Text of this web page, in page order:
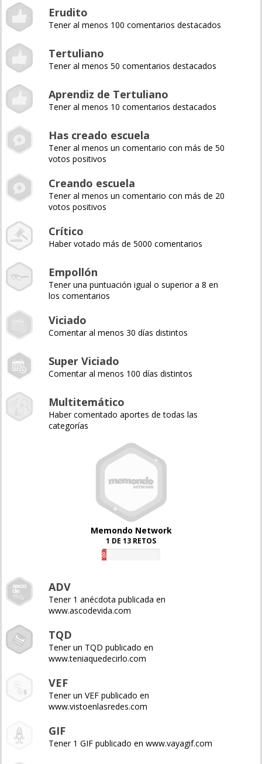
Erudito
Tener al menos 100 comentarios destacados
Tertuliano
Tener al menos 50 comentarios destacados
Aprendiz de Tertuliano
Tener al menos 10 comentarios destacados
Has creado escuela
Tener al menos un comentario con más de 50
votos positivos
Creando escuela
Tener al menos un comentario con más de 20
votos positivos
Crítico
Haber votado más de 5000 comentarios
Empollón
Tener una puntuación igual o superior a 8 en
los comentarios
Viciado
Comentar al menos 30 días distintos
Super Viciado
Comentar al menos 100 días distintos
Multitemático
Haber comentado aportes de todas las
categorías
Memondo Network
1 DE 13 RETOS
8%
ADV
Tener 1 anécdota publicada en
www.ascodevida.com
TQD
Tener un TQD publicado en
www.teniaquedecirlo.com
VEF
Tener un VEF publicado en
www.vistoenlasredes.com
GIF
Tener 1 GIF publicado en www.vayagif.com